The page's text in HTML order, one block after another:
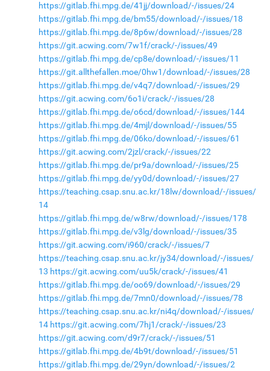
https://gitlab.fhi.mpg.de/41jj/download/-/issues/24
https://gitlab.fhi.mpg.de/bm55/download/-/issues/18
https://gitlab.fhi.mpg.de/8p6w/download/-/issues/28
https://git.acwing.com/7w1f/crack/-/issues/49
https://gitlab.fhi.mpg.de/cp8e/download/-/issues/11
https://git.allthefallen.moe/0hw1/download/-/issues/28
https://gitlab.fhi.mpg.de/v4q7/download/-/issues/29
https://git.acwing.com/6o1i/crack/-/issues/28
https://gitlab.fhi.mpg.de/o6cd/download/-/issues/144
https://gitlab.fhi.mpg.de/4mjl/download/-/issues/55
https://gitlab.fhi.mpg.de/06ko/download/-/issues/61
https://git.acwing.com/2jzl/crack/-/issues/22
https://gitlab.fhi.mpg.de/pr9a/download/-/issues/25
https://gitlab.fhi.mpg.de/yy0d/download/-/issues/27
https://teaching.csap.snu.ac.kr/18lw/download/-/issues/
14
https://gitlab.fhi.mpg.de/w8rw/download/-/issues/178
https://gitlab.fhi.mpg.de/v3lg/download/-/issues/35
https://git.acwing.com/i960/crack/-/issues/7
https://teaching.csap.snu.ac.kr/jy34/download/-/issues/
13 https://git.acwing.com/uu5k/crack/-/issues/41
https://gitlab.fhi.mpg.de/oo69/download/-/issues/29
https://gitlab.fhi.mpg.de/7mn0/download/-/issues/78
https://teaching.csap.snu.ac.kr/ni4q/download/-/issues/
14 https://git.acwing.com/7hj1/crack/-/issues/23
https://git.acwing.com/d9r7/crack/-/issues/51
https://gitlab.fhi.mpg.de/4b9t/download/-/issues/51
https://gitlab.fhi.mpg.de/29yn/download/-/issues/2